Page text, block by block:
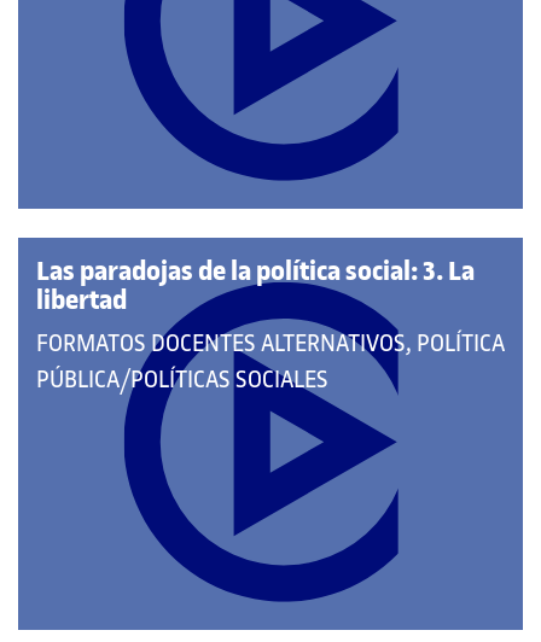
CATEGORÍAS:
Las paradojas de la política social: 3. La
libertad
QUE
PERTENECE
CATEGORÍAS:
FORMATOS DOCENTES ALTERNATIVOS, POLÍTICA
PÚBLICA/POLÍTICAS SOCIALES